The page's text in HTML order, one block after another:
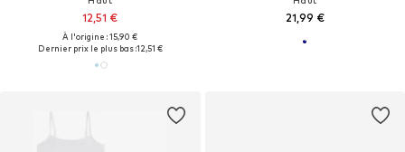
12,51 €
À l'origine : 15,90 €
Dernier prix le plus bas :12,51 €
21,99 €